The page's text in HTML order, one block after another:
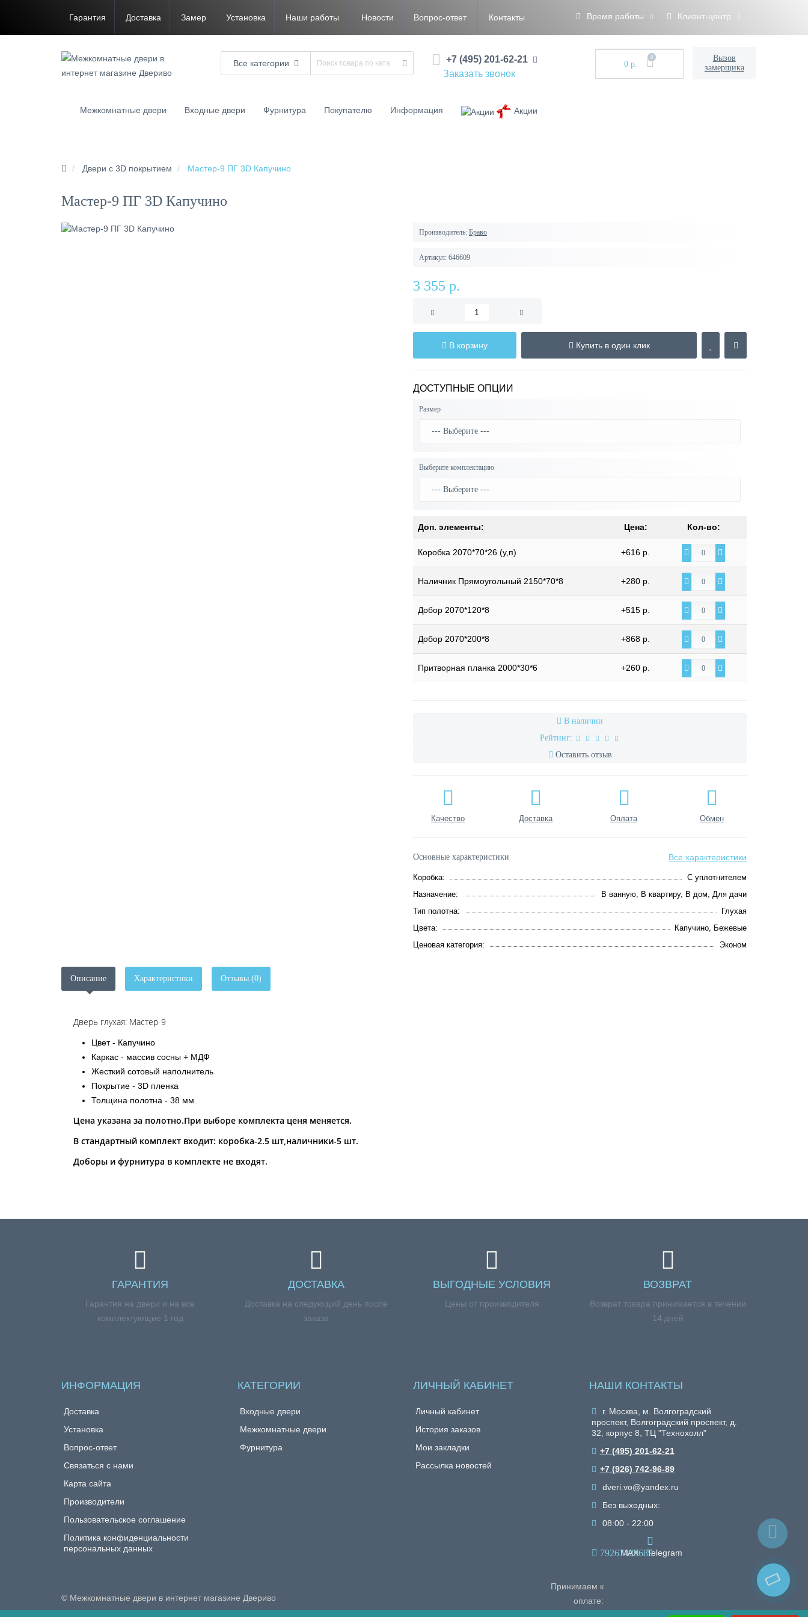
Гарантия Доставка Замер Установка Наши работы Новости Вопрос-ответ Контакты Время работы Клиент-центр
Все категории
+7 (495) 201-62-21
Заказать звонок
0 р.
0
Вызов
замерщика
Межкомнатные двери Входные двери Фурнитура Покупателю Информация Акции
Двери с 3D покрытием Мастер-9 ПГ 3D Капучино
Мастер-9 ПГ 3D Капучино
Производитель: Браво
Артикул: 646609
3 355 р.
В корзину Купить в один клик
ДОСТУПНЫЕ ОПЦИИ
Размер
Выберите комплектацию
Доп. элементы: Цена: Кол-во:
Коробка 2070*70*26 (у,п) +616 р.
Наличник Прямоугольный 2150*70*8 +280 р.
Добор 2070*120*8 +515 р.
Добор 2070*200*8 +868 р.
Притворная планка 2000*30*6 +260 р.
В наличии
Рейтинг:
Оставить отзыв
Качество Доставка Оплата Обмен
Основные характеристики Все характеристики
Коробка:
С уплотнителем
Назначение:
В ванную, В квартиру, В дом, Для дачи
Тип полотна:
Глухая
Цвета:
Капучино, Бежевые
Ценовая категория:
Эконом
Описание Характеристики Отзывы (0)
Дверь глухая: Мастер-9
Цвет - Капучино
Каркас - массив сосны + МДФ
Жесткий сотовый наполнитель
Покрытие - 3D пленка
Толщина полотна - 38 мм
Цена указана за полотно.При выборе комплекта ценя меняется.
В стандартный комплект входит: коробка-2.5 шт,наличники-5 шт.
Доборы и фурнитура в комплекте не входят.
ГАРАНТИЯ
Гарантия на двери и на все
комплектующие 1 год
ДОСТАВКА
Доставка на следующий день после
заказа
ВЫГОДНЫЕ УСЛОВИЯ
Цены от производителя
ВОЗВРАТ
Возврат товара принимается в течении
14 дней
ИНФОРМАЦИЯ
Доставка
Установка
Вопрос-ответ
Связаться с нами
Карта сайта
Производители
Пользовательское соглашение
Политика конфиденциальности
персональных данных
КАТЕГОРИИ
Входные двери
Межкомнатные двери
Фурнитура
ЛИЧНЫЙ КАБИНЕТ
Личный кабинет
История заказов
Мои закладки
Рассылка новостей
НАШИ КОНТАКТЫ
г. Москва, м. Волгоградский
проспект, Волгоградский проспект, д.
32, корпус 8, ТЦ "Технохолл"
+7 (495) 201-62-21
+7 (926) 742-96-89
dveri.vo@yandex.ru
Без выходных:
08:00 - 22:00
79267429689
MAX Telegram
© Межкомнатные двери в интернет магазине Двериво
Принимаем к
оплате: